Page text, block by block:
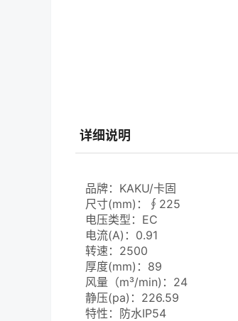
详细说明
品牌：KAKU/卡固
尺寸(mm)：∮225
电压类型：EC
电流(A)：0.91
转速：2500
厚度(mm)：89
风量（m³/min)：24
静压(pa)：226.59
特性：防水IP54